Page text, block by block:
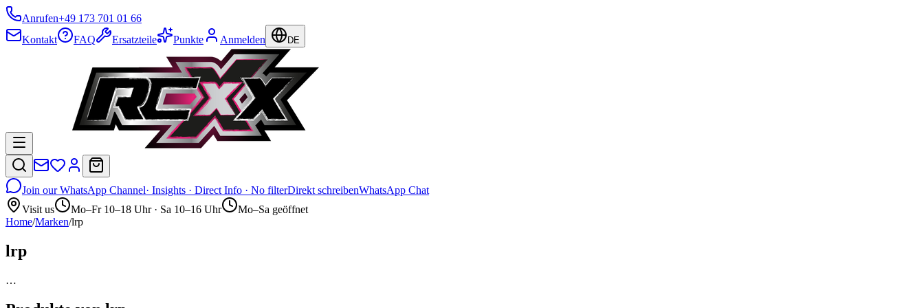
Anrufen+49 173 701 01 66
Kontakt
FAQ Ersatzteile Punkte Anmelden DE
Join our WhatsApp Channel· Insights · Direct Info · No filterDirekt schreibenWhatsApp Chat
Visit us
Mo–Fr 10–18 Uhr · Sa 10–16 Uhr
Mo–Sa geöffnet
Home/Marken/lrp
lrp
…